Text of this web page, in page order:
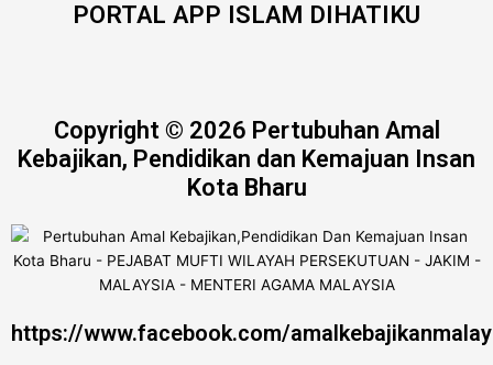
PORTAL APP ISLAM DIHATIKU
Copyright © 2026 Pertubuhan Amal
Kebajikan, Pendidikan dan Kemajuan Insan
Kota Bharu
https://www.facebook.com/